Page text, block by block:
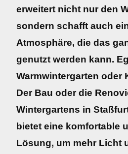
erweitert nicht nur den
sondern schafft auch
Atmosphäre, die das
genutzt werden kann.
Warmwintergarten oder
Der Bau oder die
Wintergartens in
bietet eine komfortable
Lösung, um mehr Licht